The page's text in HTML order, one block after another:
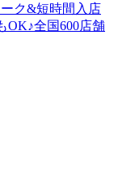
ク&短時間入店
OK♪全国600店舗